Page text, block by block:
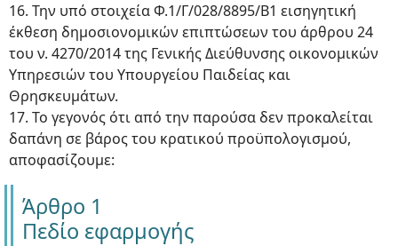
16. Την υπό στοιχεία Φ.1/Γ/028/8895/Β1 εισηγητική
έκθεση δημοσιονομικών επιπτώσεων του άρθρου 24
του ν. 4270/2014 της Γενικής Διεύθυνσης οικονομικών
Υπηρεσιών του Υπουργείου Παιδείας και
Θρησκευμάτων.
17. Το γεγονός ότι από την παρούσα δεν προκαλείται
δαπάνη σε βάρος του κρατικού προϋπολογισμού,
αποφασίζουμε:
Άρθρο 1
Πεδίο εφαρμογής